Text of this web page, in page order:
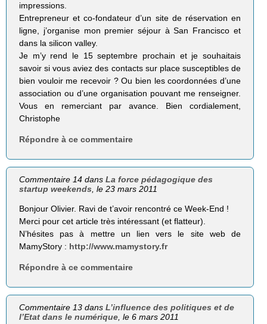
impressions.
Entrepreneur et co-fondateur d’un site de réservation en
ligne, j’organise mon premier séjour à San Francisco et
dans la silicon valley.
Je m’y rend le 15 septembre prochain et je souhaitais
savoir si vous aviez des contacts sur place susceptibles de
bien vouloir me recevoir ? Ou bien les coordonnées d’une
association ou d’une organisation pouvant me renseigner.
Vous en remerciant par avance. Bien cordialement,
Christophe
Répondre à ce commentaire
Commentaire 14 dansLa force pédagogique des
startup weekends, le 23 mars 2011
Bonjour Olivier. Ravi de t’avoir rencontré ce Week-End !
Merci pour cet article très intéressant (et flatteur).
N’hésites pas à mettre un lien vers le site web de
MamyStory : http://www.mamystory.fr
Répondre à ce commentaire
Commentaire 13 dansL’influence des politiques et de
l’Etat dans le numérique , le 6 mars 2011